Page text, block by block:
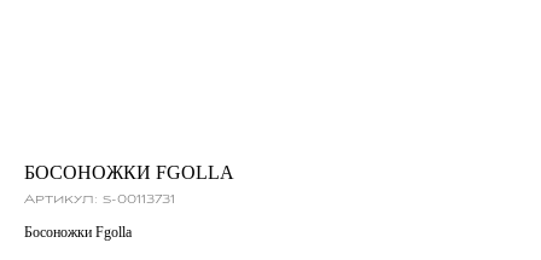
БОСОНОЖКИ FGOLLA
Артикул: s-00113731
Босоножки Fgolla